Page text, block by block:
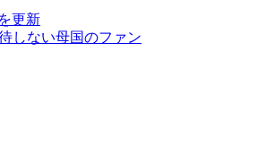
更新
しない母国のファン